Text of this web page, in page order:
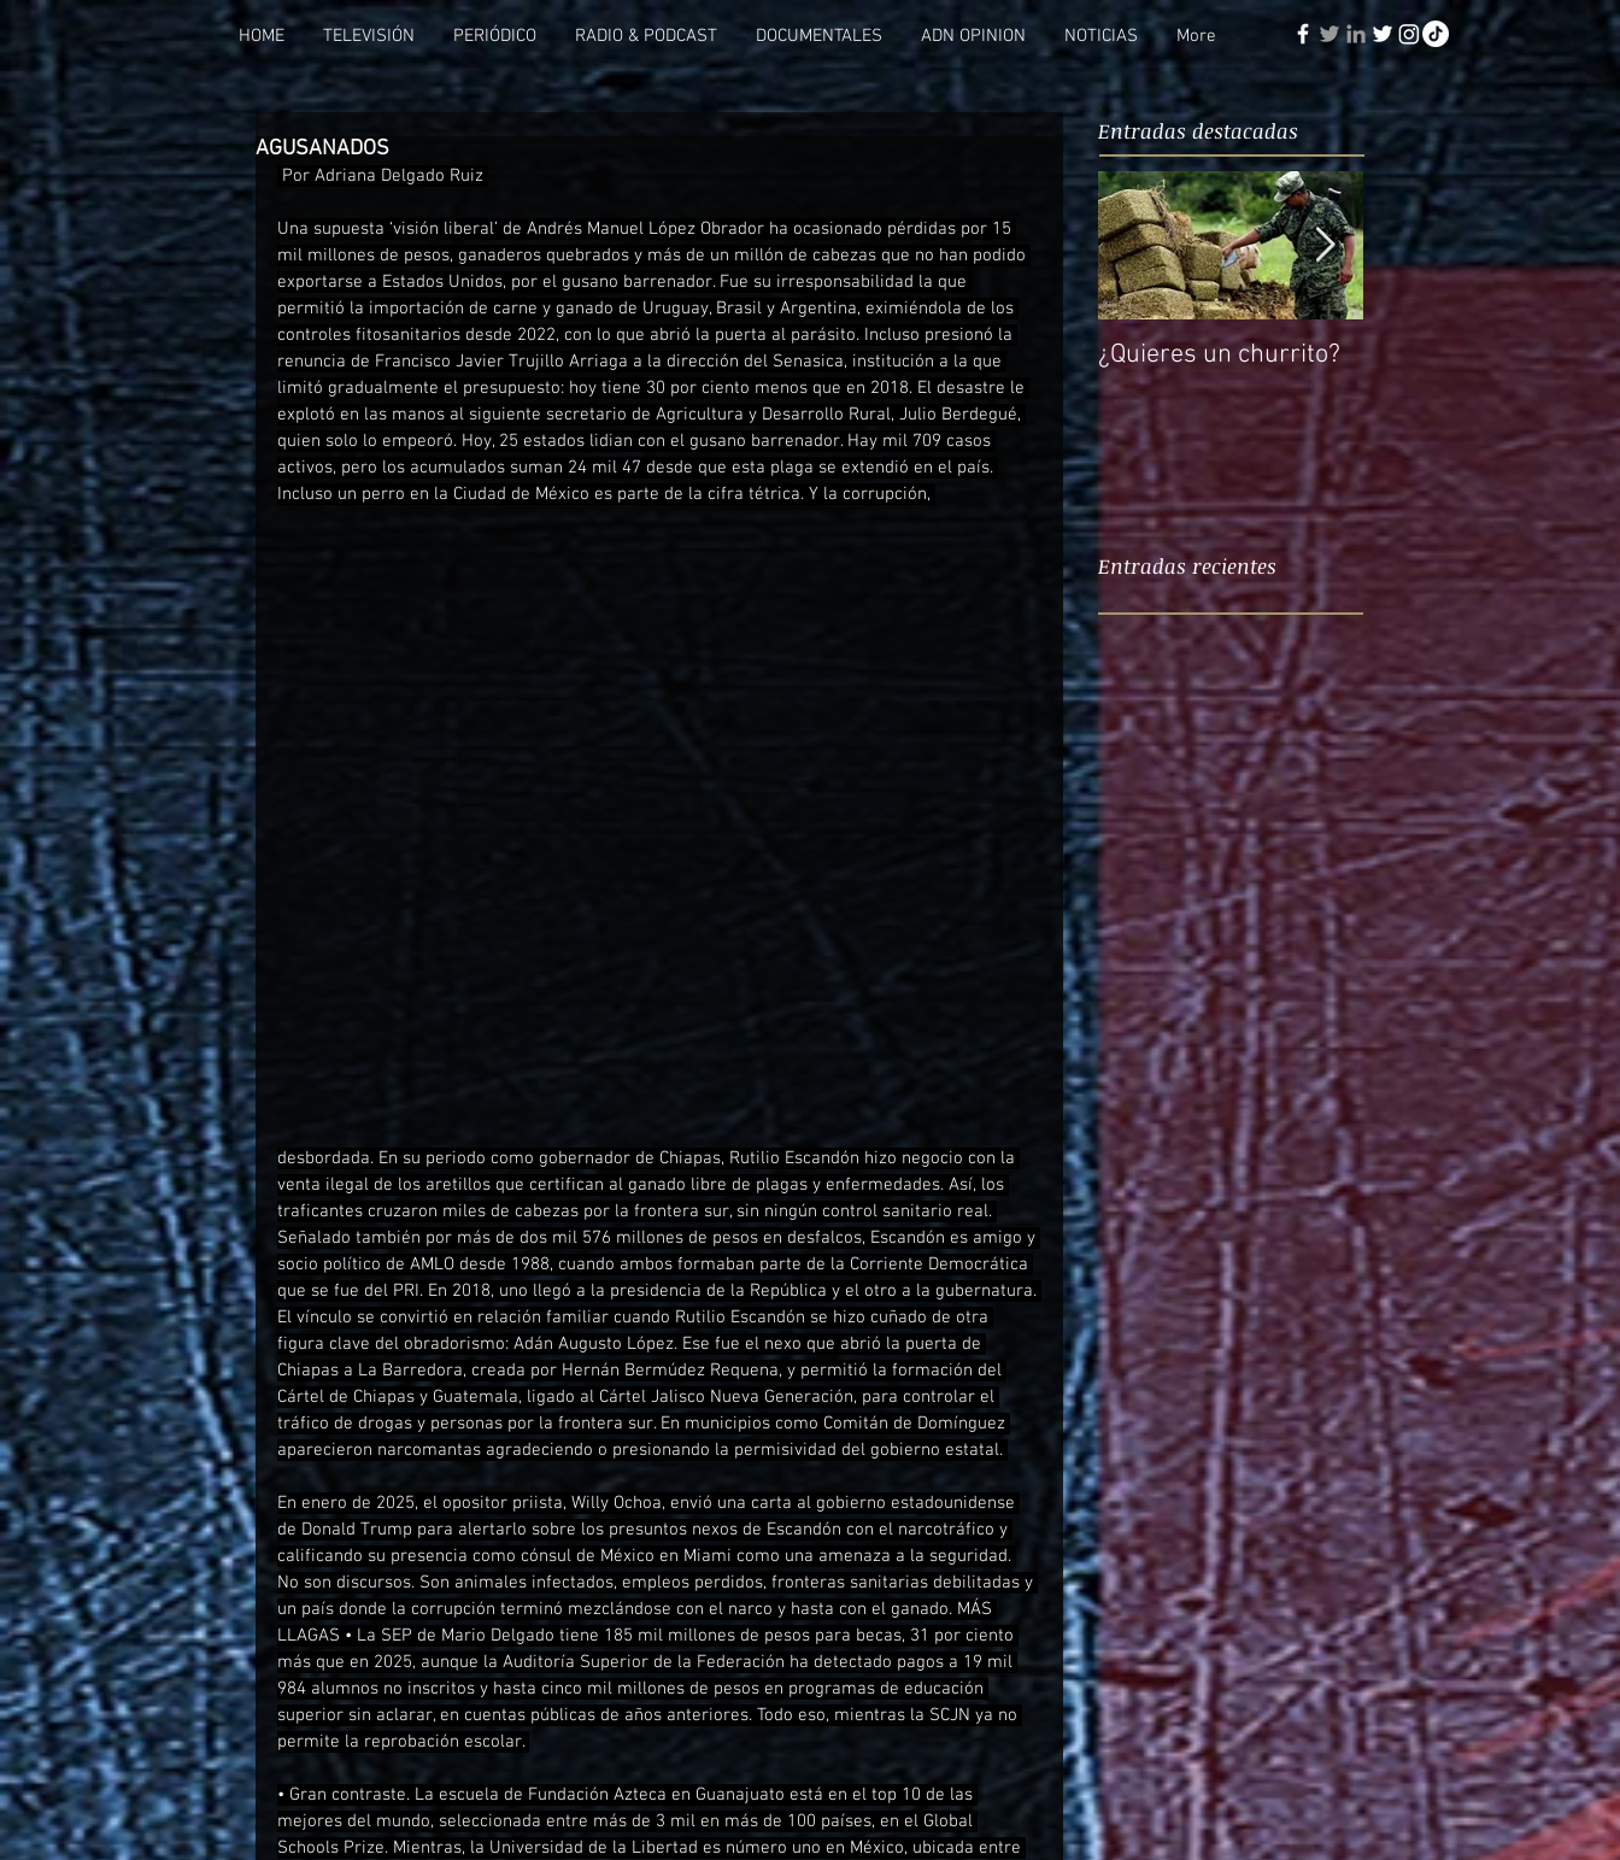
HOME TELEVISIÓN PERIÓDICO RADIO & PODCAST DOCUMENTALES ADN OPINION NOTICIAS More
AGUSANADOS
Por Adriana Delgado Ruiz
Una supuesta ‘visión liberal’ de Andrés Manuel López Obrador ha ocasionado pérdidas por 15
mil millones de pesos, ganaderos quebrados y más de un millón de cabezas que no han podido
exportarse a Estados Unidos, por el gusano barrenador. Fue su irresponsabilidad la que
permitió la importación de carne y ganado de Uruguay, Brasil y Argentina, eximiéndola de los
controles fitosanitarios desde 2022, con lo que abrió la puerta al parásito. Incluso presionó la
renuncia de Francisco Javier Trujillo Arriaga a la dirección del Senasica, institución a la que
limitó gradualmente el presupuesto: hoy tiene 30 por ciento menos que en 2018. El desastre le
explotó en las manos al siguiente secretario de Agricultura y Desarrollo Rural, Julio Berdegué,
quien solo lo empeoró. Hoy, 25 estados lidian con el gusano barrenador. Hay mil 709 casos
activos, pero los acumulados suman 24 mil 47 desde que esta plaga se extendió en el país.
Incluso un perro en la Ciudad de México es parte de la cifra tétrica. Y la corrupción,
desbordada. En su periodo como gobernador de Chiapas, Rutilio Escandón hizo negocio con la
venta ilegal de los aretillos que certifican al ganado libre de plagas y enfermedades. Así, los
traficantes cruzaron miles de cabezas por la frontera sur, sin ningún control sanitario real.
Señalado también por más de dos mil 576 millones de pesos en desfalcos, Escandón es amigo y
socio político de AMLO desde 1988, cuando ambos formaban parte de la Corriente Democrática
que se fue del PRI. En 2018, uno llegó a la presidencia de la República y el otro a la gubernatura.
El vínculo se convirtió en relación familiar cuando Rutilio Escandón se hizo cuñado de otra
figura clave del obradorismo: Adán Augusto López. Ese fue el nexo que abrió la puerta de
Chiapas a La Barredora, creada por Hernán Bermúdez Requena, y permitió la formación del
Cártel de Chiapas y Guatemala, ligado al Cártel Jalisco Nueva Generación, para controlar el
tráfico de drogas y personas por la frontera sur. En municipios como Comitán de Domínguez
aparecieron narcomantas agradeciendo o presionando la permisividad del gobierno estatal.
En enero de 2025, el opositor priista, Willy Ochoa, envió una carta al gobierno estadounidense
de Donald Trump para alertarlo sobre los presuntos nexos de Escandón con el narcotráfico y
calificando su presencia como cónsul de México en Miami como una amenaza a la seguridad.
No son discursos. Son animales infectados, empleos perdidos, fronteras sanitarias debilitadas y
un país donde la corrupción terminó mezclándose con el narco y hasta con el ganado. MÁS
LLAGAS • La SEP de Mario Delgado tiene 185 mil millones de pesos para becas, 31 por ciento
más que en 2025, aunque la Auditoría Superior de la Federación ha detectado pagos a 19 mil
984 alumnos no inscritos y hasta cinco mil millones de pesos en programas de educación
superior sin aclarar, en cuentas públicas de años anteriores. Todo eso, mientras la SCJN ya no
permite la reprobación escolar.
• Gran contraste. La escuela de Fundación Azteca en Guanajuato está en el top 10 de las
mejores del mundo, seleccionada entre más de 3 mil en más de 100 países, en el Global
Schools Prize. Mientras, la Universidad de la Libertad es número uno en México, ubicada entre
Entradas destacadas
¿Quieres un churrito? El reto de Rocío
Entradas recientes